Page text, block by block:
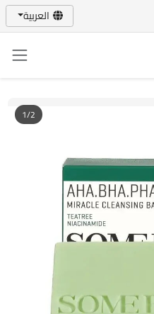
العربية
1/2